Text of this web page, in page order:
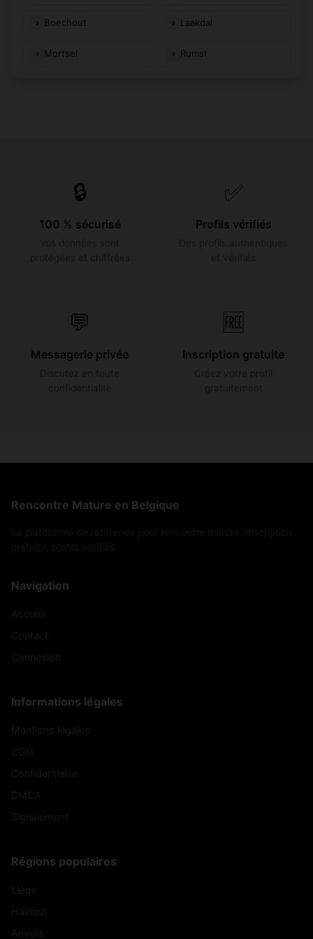
Boechout Laakdal
Mortsel Rumst
🔒
100 % sécurisé
✅
Profils vérifiés
💬
Messagerie privée
🆓
Inscription gratuite
Rencontre Mature en Belgique
Navigation
Informations légales
Régions populaires